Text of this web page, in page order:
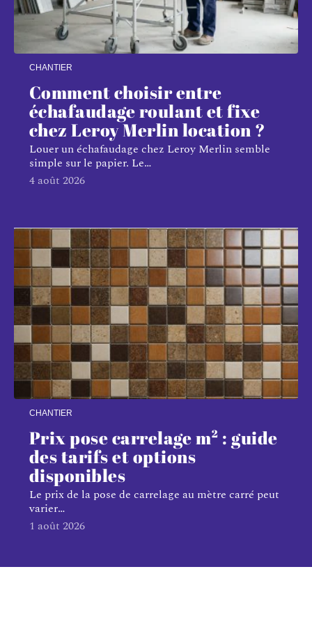
CHANTIER
Comment choisir entre
échafaudage roulant et fixe
chez Leroy Merlin location ?
Louer un échafaudage chez Leroy Merlin semble
simple sur le papier. Le…
4 août 2026
CHANTIER
Prix pose carrelage m² : guide
des tarifs et options
disponibles
Le prix de la pose de carrelage au mètre carré peut
varier…
1 août 2026